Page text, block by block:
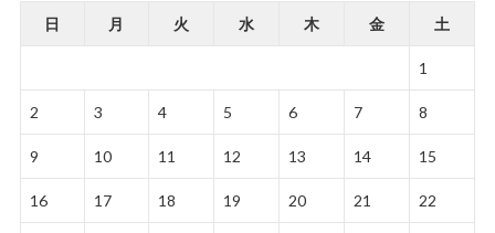
日
月 火 水 木 金 土
1
2 3 4 5 6 7 8
9 10 11 12 13 14 15
16 17 18 19 20 21 22